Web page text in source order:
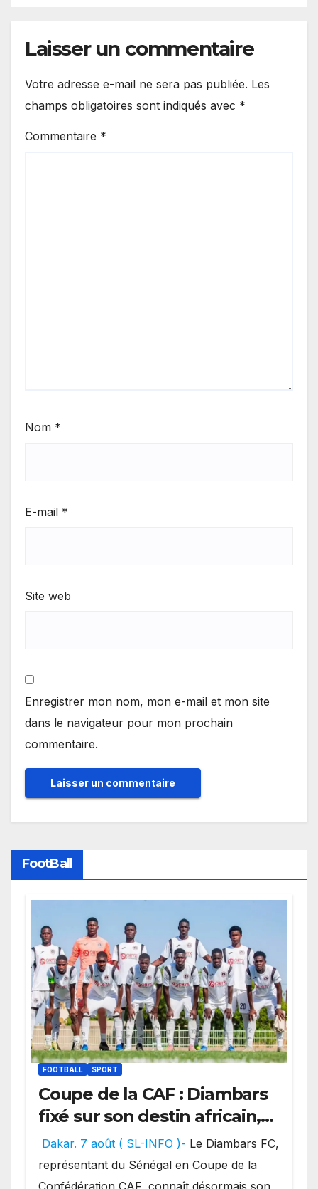
Laisser un commentaire
Votre adresse e-mail ne sera pas publiée. Les
champs obligatoires sont indiqués avec *
Commentaire *
Nom *
E-mail *
Site web
Enregistrer mon nom, mon e-mail et mon site
dans le navigateur pour mon prochain
commentaire.
FootBall
FOOTBALL SPORT
Coupe de la CAF : Diambars
fixé sur son destin africain,
l’ES Zarzis sera son premier
obstacle.
Dakar. 7 août ( SL-INFO )- Le Diambars FC,
représentant du Sénégal en Coupe de la
Confédération CAF, connaît désormais son